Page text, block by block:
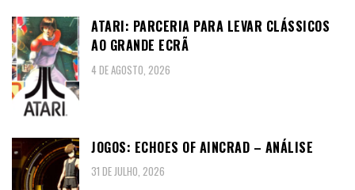
ATARI: PARCERIA PARA LEVAR CLÁSSICOS
AO GRANDE ECRÃ
4 DE AGOSTO, 2026
JOGOS: ECHOES OF AINCRAD – ANÁLISE
31 DE JULHO, 2026